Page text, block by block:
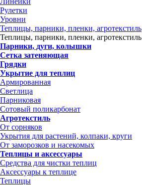
Рулетки
Уровни
Теплицы, парники, пленки, агротекстиль
Теплицы, парники, пленки, агротекстиль
Парники, дуги, колышки
Сетка затеняющая
Грядки
Укрытие для теплиц
Армированная
Светлица
Парниковая
Сотовый поликарбонат
Агротекстиль
От сорняков
Укрытия для растений, колпаки, круги
От заморозков и насекомых
Теплицы и аксессуары
Средства для чистки теплиц
Аксессуары к теплице
Теплицы